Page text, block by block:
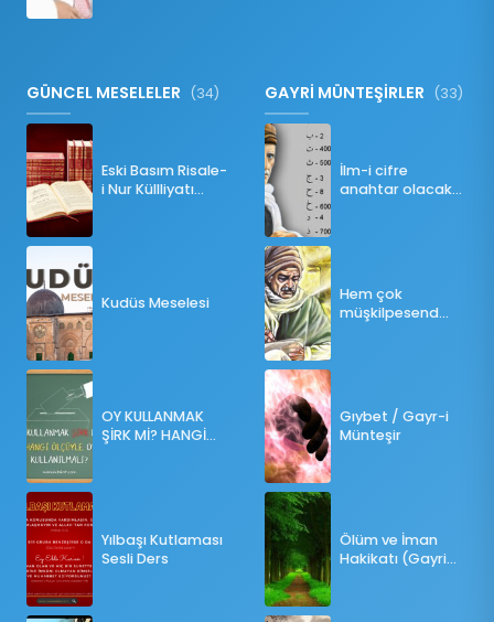
GÜNCEL MESELELER (34)
Eski Basım Risale-
i Nur Küllliyatı
Kudüs Meselesi
OY KULLANMAK
ŞİRK Mİ? HANGİ
Yılbaşı Kutlaması
Sesli Ders
GAYRİ MÜNTEŞİRLER (33)
İlm-i cifre
anahtar olacak
Hem çok
müşkilpesend
Gıybet / Gayr-i
Münteşir
Ölüm ve İman
Hakikatı (Gayri